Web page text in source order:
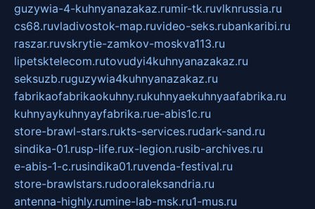
guzywia-4-kuhnyanazakaz.rumir-tk.ruvlknrussia.ru
cs68.ruvladivostok-map.ruvideo-seks.rubankaribi.ru
raszar.ruvskrytie-zamkov-moskva113.ru
lipetsktelecom.rutovudyi4kuhnyanazakaz.ru
seksuzb.ruguzywia4kuhnyanazakaz.ru
fabrikaofabrikaokuhny.rukuhnyaekuhnyaafabrika.ru
kuhnyaykuhnyayfabrika.rue-abis1c.ru
store-brawl-stars.rukts-services.rudark-sand.ru
sindika-01.rusp-life.rux-legion.rusib-archives.ru
e-abis-1-c.rusindika01.ruvenda-festival.ru
store-brawlstars.rudooraleksandria.ru
antenna-highly.rumine-lab-msk.ru1-mus.ru